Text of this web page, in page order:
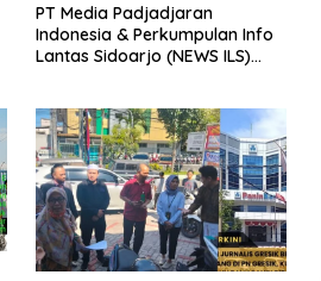
PT Media Padjadjaran
Indonesia & Perkumpulan Info
Lantas Sidoarjo (NEWS ILS)